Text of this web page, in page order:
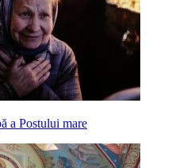
a Postului mare